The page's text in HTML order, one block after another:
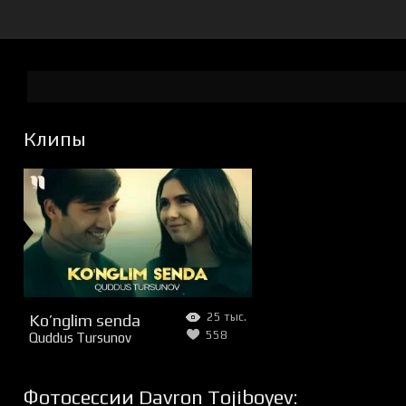
Клипы
25 тыс.
558
Ko’nglim senda
Quddus Tursunov
Фотосессии Davron Tojiboyev: